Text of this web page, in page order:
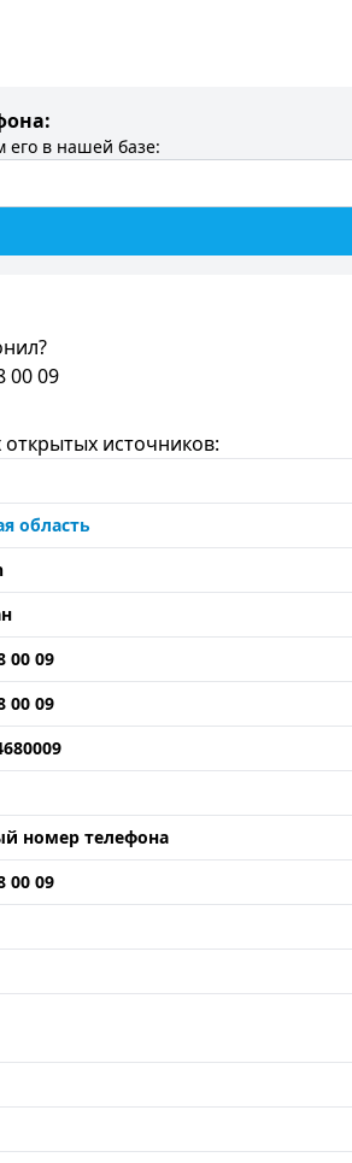
в нашей базе:
00 09
источников:
область
00 09
00 09
номер телефона
00 09